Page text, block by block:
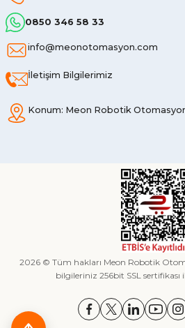
0850 346 58 33
info@meonotomasyon.com
İletişim Bilgilerimiz
Konum: Meon Robotik
2026 © Tüm hakları Meon Robotik
bilgileriniz 256bit SSL sertifikası